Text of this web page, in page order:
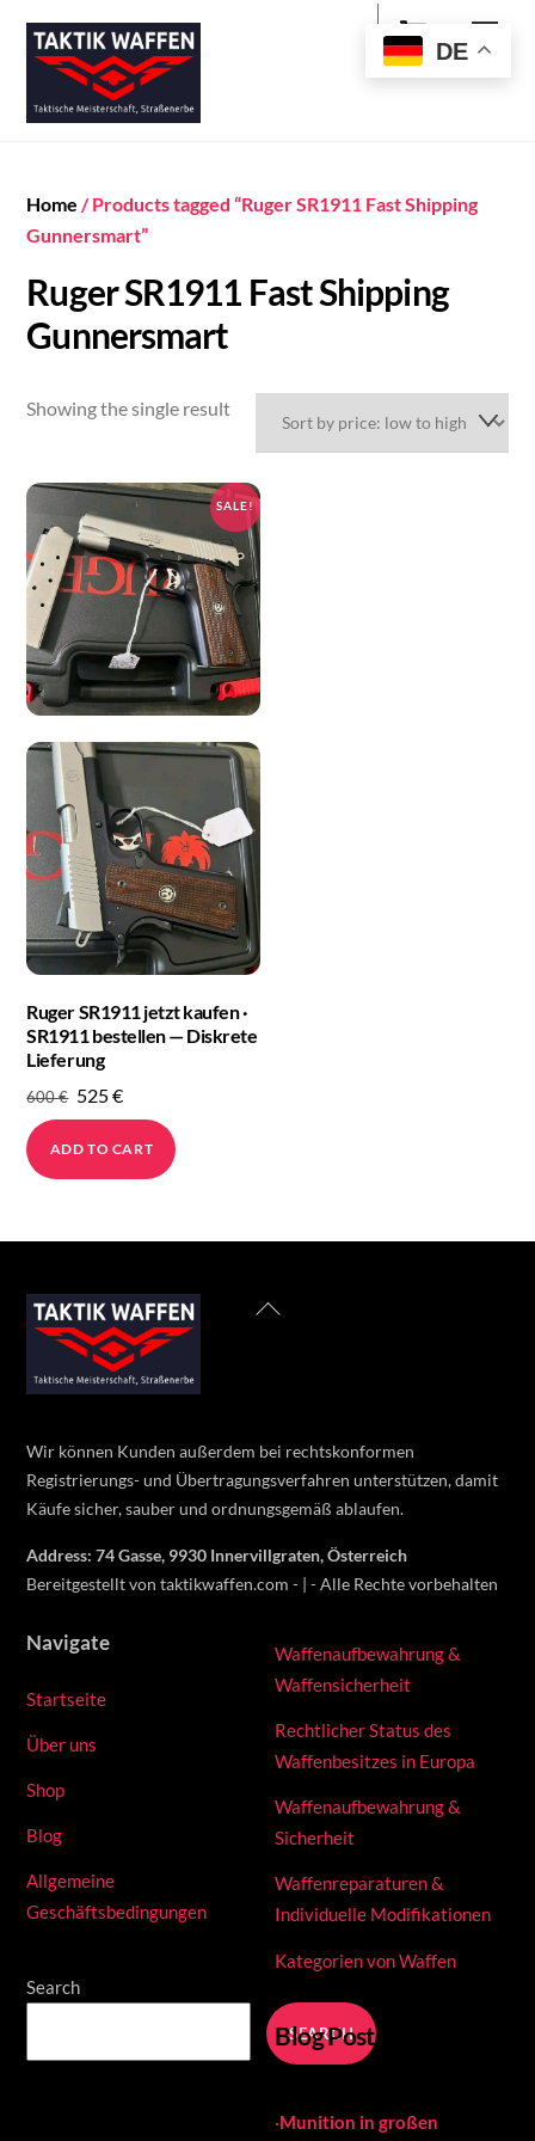
content
Cart
Home / Products tagged “Ruger SR1911 Fast Shipping
Gunnersmart”
Ruger SR1911 Fast Shipping
Gunnersmart
Showing the single result
SALE!
Ruger SR1911 jetzt kaufen ·
SR1911 bestellen — Diskrete
Lieferung
600€ Original
price
was:
600 €.
525€Current
price
is:
525 €.
ADD TO CART
Back
Wir können Kunden außerdem bei rechtskonformen
Registrierungs- und Übertragungsverfahren unterstützen, damit
Käufe sicher, sauber und ordnungsgemäß ablaufen.
Address: 74 Gasse, 9930 Innervillgraten, Österreich
Bereitgestellt von taktikwaffen.com - | - Alle Rechte vorbehalten
Navigate
Startseite
Über uns
Shop
Blog
Allgemeine
Geschäftsbedingungen
Search
SEARCH
Waffenaufbewahrung &
Waffensicherheit
Rechtlicher Status des
Waffenbesitzes in Europa
Waffenaufbewahrung &
Sicherheit
Waffenreparaturen &
Individuelle Modifikationen
Kategorien von Waffen
Blog Posts
·Munition in großen
DE